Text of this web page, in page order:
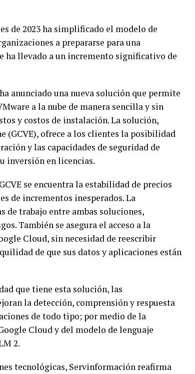
de 2023 ha simplificado el modelo de
a prepararse para una
ha llevado a un incremento significativo de
anunciado una nueva solución que permite
a la nube de manera sencilla y sin
y costos de instalación. La solución,
(GCVE), ofrece a los clientes la posibilidad
y las capacidades de seguridad de
inversión en licencias.
se encuentra la estabilidad de precios
de incrementos inesperados. La
trabajo entre ambas soluciones,
También se asegura el acceso a la
Cloud, sin necesidad de reescribir
de que sus datos y aplicaciones están
que tiene esta solución, las
la detección, comprensión y respuesta
de todo tipo; por medio de la
Cloud y del modelo de lenguaje
2.
tecnológicas, Servinformación reafirma